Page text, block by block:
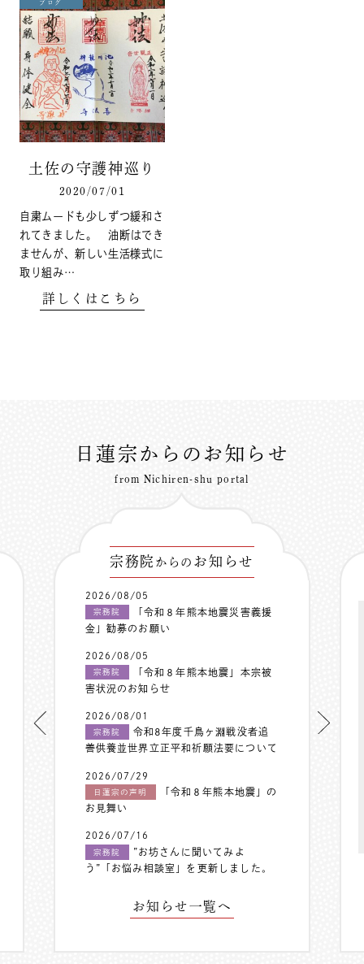
ブログ
土佐の守護神巡り
2020/07/01
自粛ムードも少しずつ緩和さ
れてきました。 油断はでき
ませんが、新しい生活様式に
取り組み…
詳しくはこちら
日蓮宗からのお知らせ
from Nichiren-shu portal
宗務院 からの お知らせ
2026/08/05
宗務院
「令和８年熊本地震災害義援
金」勧募のお願い
2026/08/05
宗務院
「令和８年熊本地震」本宗被
害状況のお知らせ
2026/08/01
宗務院
令和8年度千鳥ヶ淵戦没者追
善供養並世界立正平和祈願法要について
2026/07/29
日蓮宗の声明
「令和８年熊本地震」の
お見舞い
2026/07/16
宗務院
”お坊さんに聞いてみよ
う”「お悩み相談室」を更新しました。
お知らせ一覧へ